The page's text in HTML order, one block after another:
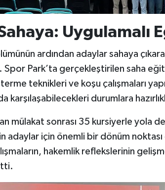
Uygulamalı
ardından adaylar sahaya
Spor Park’ta gerçekleştirilen saha
teknikleri ve koşu çalışmaları
karşılaşabilecekleri durumlara
mülakat sonrası 35 kursiyerle yola
adaylar için önemli bir dönüm noktası
hakemlik reflekslerinin